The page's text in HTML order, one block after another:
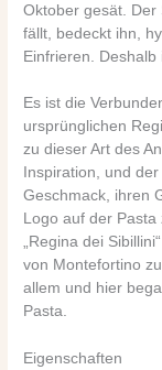
Oktober gesät. Der
fällt, bedeckt ihn,
Einfrieren. Deshalb
Es ist die
ursprünglichen
zu dieser Art des
Inspiration, und
Geschmack, ihren
Logo auf der
„Regina dei
von Montefortino
allem und hier
Pasta.
Eigenschaften